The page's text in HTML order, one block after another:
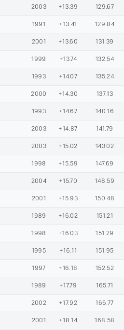
2003 +13.39 129.67
1991 +13.41 129.84
2001 +13.60 131.39
1999 +13.74 132.54
1993 +14.07 135.24
2000 +14.30 137.13
1993 +14.67 140.16
2003 +14.87 141.79
2003 +15.02 143.02
1998 +15.59 147.69
2004 +15.70 148.59
2001 +15.93 150.48
1989 +16.02 151.21
1998 +16.03 151.29
1995 +16.11 151.95
1997 +16.18 152.52
1989 +17.79 165.71
2002 +17.92 166.77
2001 +18.14 168.58